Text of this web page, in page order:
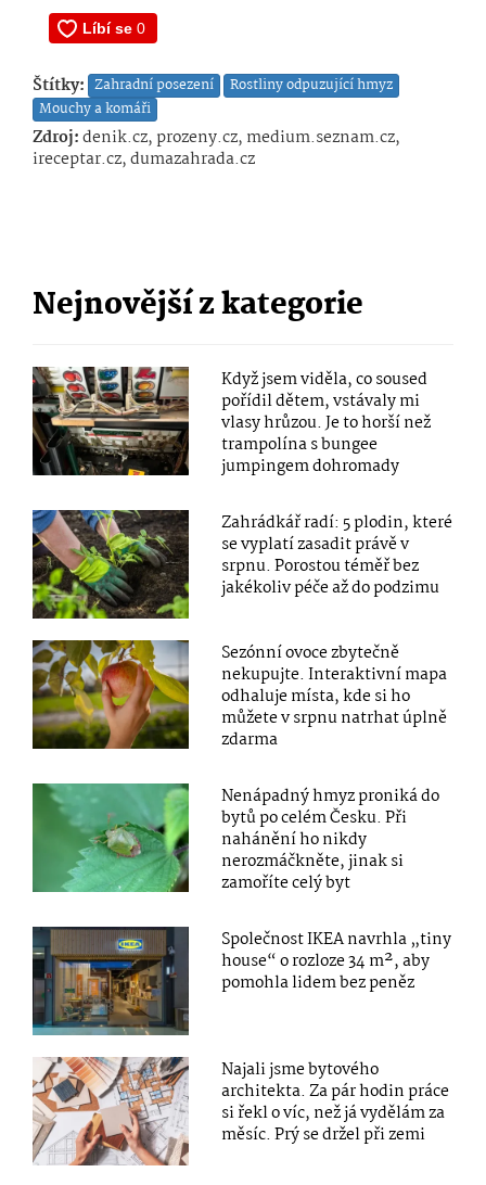
Štítky: Zahradní posezení
Rostliny odpuzující hmyz
Mouchy a komáři
Zdroj:denik.cz, prozeny.cz, medium.seznam.cz,
ireceptar.cz, dumazahrada.cz
Nejnovější z kategorie
Když jsem viděla, co soused
pořídil dětem, vstávaly mi
vlasy hrůzou. Je to horší než
trampolína s bungee
jumpingem dohromady
Zahrádkář radí: 5 plodin, které
se vyplatí zasadit právě v
srpnu. Porostou téměř bez
jakékoliv péče až do podzimu
Sezónní ovoce zbytečně
nekupujte. Interaktivní mapa
odhaluje místa, kde si ho
můžete v srpnu natrhat úplně
zdarma
Nenápadný hmyz proniká do
bytů po celém Česku. Při
nahánění ho nikdy
nerozmáčkněte, jinak si
zamoříte celý byt
Společnost IKEA navrhla „tiny
house“ o rozloze 34 m², aby
pomohla lidem bez peněz
Najali jsme bytového
architekta. Za pár hodin práce
si řekl o víc, než já vydělám za
měsíc. Prý se držel při zemi